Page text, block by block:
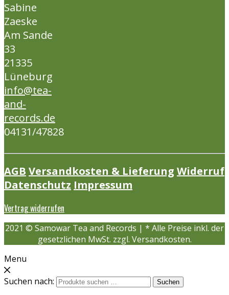
Sabine
Zaeske
Am Sande
33
21335
Lüneburg
info@tea-
and-
records.de
04131/47828
AGB Versandkosten & Lieferung Widerruf
Datenschutz Impressum
Vertrag widerrufen
2021 © Samowar Tea and Records | * Alle Preise inkl. der
gesetzlichen MwSt. zzgl. Versandkosten.
Menu
Suchen nach:
Suchen